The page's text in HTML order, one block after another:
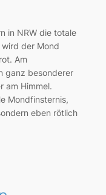
in NRW die totale
der Mond
Am
ganz besonderer
am Himmel.
Mondfinsternis,
eben rötlich